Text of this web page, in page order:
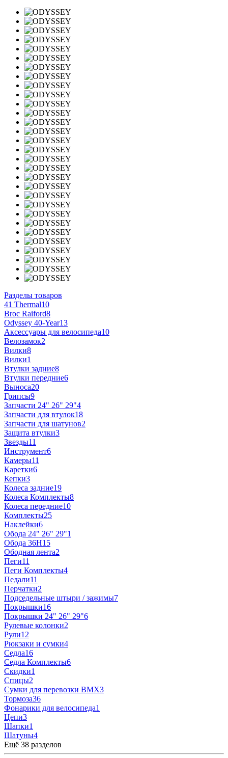
Разделы товаров
41 Thermal10
Broc Raiford8
Odyssey 40-Year13
Аксессуары для велосипеда10
Велозамок2
Вилки8
Вилки1
Втулки задние8
Втулки передние6
Выноса20
Грипсы9
Запчасти 24" 26" 29"4
Запчасти для втулок18
Запчасти для шатунов2
Защита втулки3
Звезды11
Инструмент6
Камеры11
Каретки6
Кепки3
Колеса задние19
Колеса Комплекты8
Колеса передние10
Комплекты25
Наклейки6
Обода 24" 26" 29"1
Обода 36H15
Ободная лента2
Пеги11
Пеги Комплекты4
Педали11
Перчатки2
Подседельные штыри / зажимы7
Покрышки16
Покрышки 24" 26" 29"6
Рулевые колонки2
Рули12
Рюкзаки и сумки4
Седла16
Седла Комплекты6
Скидки1
Спицы2
Сумки для перевозки BMX3
Тормоза36
Фонарики для велосипеда1
Цепи3
Шапки1
Шатуны4
Ещё 38 разделов